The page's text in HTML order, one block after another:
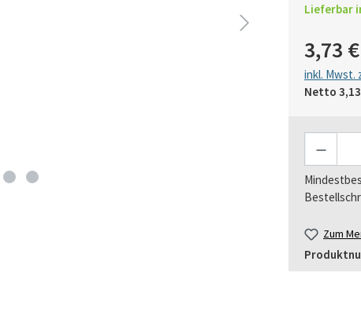
Lieferbar
3,73 €
inkl. Mwst.
Netto
Zum